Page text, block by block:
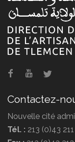
Contactez-
Nouvelle cité
Tél. : 213 (0)43